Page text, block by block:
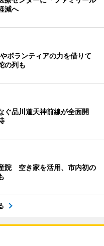
減へ
ボランティアの力を借りて
の列も
ぐ品川道天神前線が全面開
院 空き家を活用、市内初の